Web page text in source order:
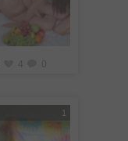
1